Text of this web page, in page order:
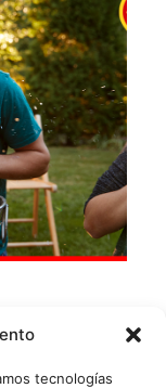
tecnologías
que así sea